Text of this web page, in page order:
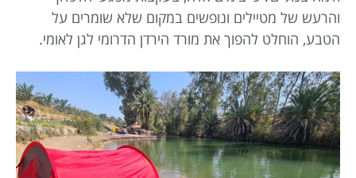
והרעש של מטיילים ונופשים במקום שלא שומרים על
הטבע, הוחלט להפוך את מורד הירדן הדרומי לגן לאומי.